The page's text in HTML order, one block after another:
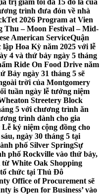
trị giảm tối đa 15 đô la của
trình đưa đón về nhà
Tet 2026 Program at Vien
Thu – Moon Festival – Mid-
American ServiceQuận
Hoa Kỳ năm 2025 với lễ
4 và thứ bảy ngày 5 tháng
Ride On Food Drive năm
Bảy ngày 31 tháng 5 sẽ
trời của Montgomery
tuần ngày lễ tưởng niệm
Streetery Block
5 với chương trình ăn
trình dành cho gia
kỷ niệm cộng đồng cho
ngày 30 tháng 5 tại
phố Silver SpringSự
phố Rockville vào thứ bảy,
từ White Oak Shopping
chức tại Thủ Đô
Office of Procurement sẽ
is Open for Business’ vào